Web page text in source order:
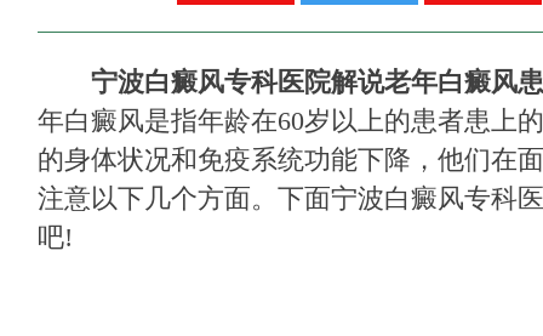
宁波白癜风专科医院解说老年白癜风
年白癜风是指年龄在60岁以上的患者患上
的身体状况和免疫系统功能下降，他们在
注意以下几个方面。下面宁波白癜风专科
吧!